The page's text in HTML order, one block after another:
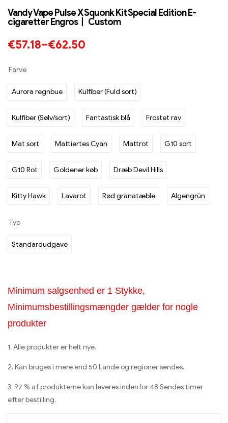
Vandy Vape Pulse X Squonk Kit Special Edition E-
cigaretter Engros丨 Custom
€57.18–€62.50
Farve
Aurora regnbue Kulfiber (Fuld sort)
Kulfiber (Sølv/sort) Fantastisk blå Frostet rav
Mat sort Mattiertes Cyan Mattrot G10 sort
G10 Rot Goldener køb Dræb Devil Hills
Kitty Hawk Lavarot Rød granatæble Algengrün
Typ
Standardudgave
Minimum salgsenhed er 1 Stykke,
Minimumsbestillingsmængder gælder for nogle
produkter
1. Alle produkter er helt nye.
2. Kan bruges i mere end 50 Lande og regioner sendes.
3. 97 % af produkterne kan leveres indenfor 48 Sendes timer
efter bestilling.